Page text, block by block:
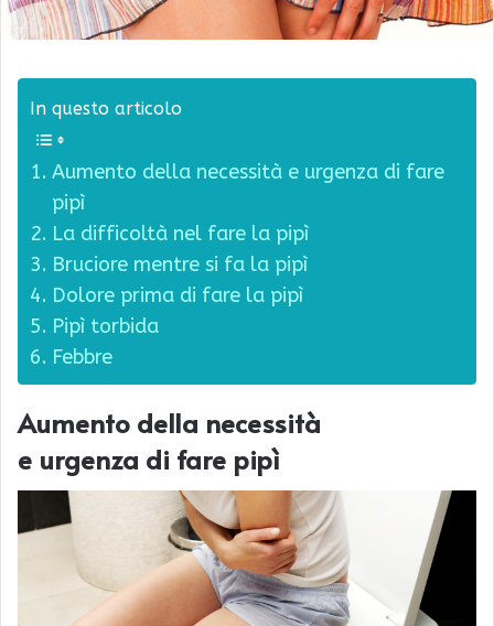
In questo articolo
Aumento della necessità e urgenza di fare
pipì
La difficoltà nel fare la pipì
Bruciore mentre si fa la pipì
Dolore prima di fare la pipì
Pipì torbida
Febbre
Aumento della necessità
e urgenza di fare pipì